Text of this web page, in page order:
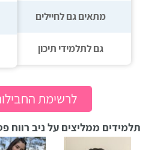
מתאים גם לחיילים
גם לתלמידי תיכון‎‏
לרשימת
תלמידים ממליצים על ניב רווח